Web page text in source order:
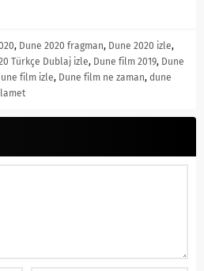
, Dune 2020 fragman, Dune 2020 izle,
Türkçe Dublaj izle, Dune film 2019, Dune
film izle, Dune film ne zaman, dune